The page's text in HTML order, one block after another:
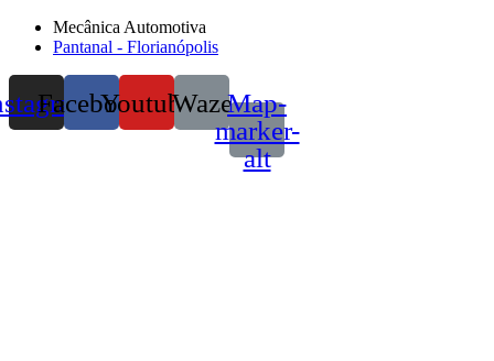
Mecânica Automotiva
Pantanal - Florianópolis
FacebookYoutubeWazeMap-
marker-
alt